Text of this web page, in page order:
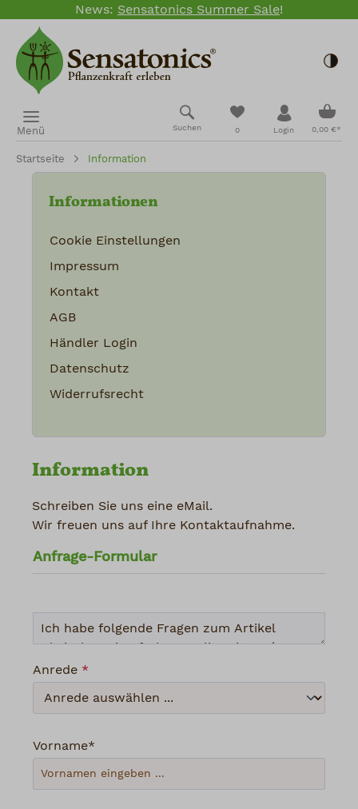
Zum Hauptinhalt springen
News: Sensatonics Summer Sale!
Menü Suchen 0
Du hast 0
Login 0,00 €*
Startseite Information
Informationen
Cookie Einstellungen
Impressum
Kontakt
AGB
Händler Login
Datenschutz
Widerrufsrecht
Information
Schreiben Sie uns eine eMail.
Wir freuen uns auf Ihre Kontaktaufnahme.
Anfrage-Formular
Anrede *
Vorname*